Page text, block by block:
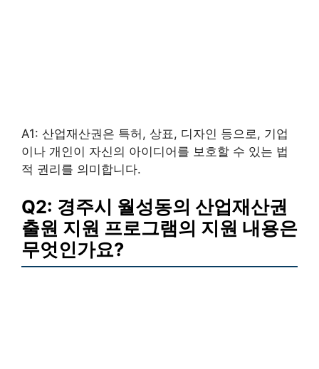
A1: 산업재산권은 특허, 상표, 디자인 등으로, 기업
이나 개인이 자신의 아이디어를 보호할 수 있는 법
적 권리를 의미합니다.
Q2: 경주시 월성동의 산업재산권
출원 지원 프로그램의 지원 내용은
무엇인가요?